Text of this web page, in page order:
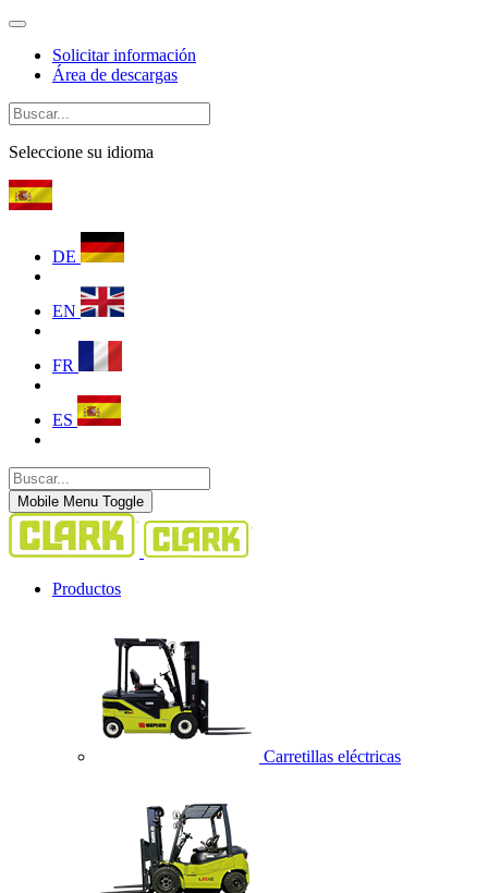
Solicitar información
Área de descargas
Seleccione su idioma
DE
EN
FR
ES
Mobile Menu Toggle
Productos
Carretillas eléctricas